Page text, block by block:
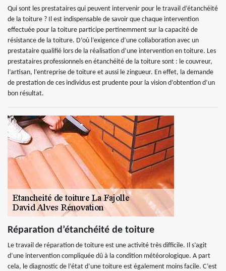
Qui sont les prestataires qui peuvent intervenir pour le travail d’étanchéité
de la toiture ? Il est indispensable de savoir que chaque intervention
effectuée pour la toiture participe pertinemment sur la capacité de
résistance de la toiture. D’où l’exigence d’une collaboration avec un
prestataire qualifié lors de la réalisation d’une intervention en toiture. Les
prestataires professionnels en étanchéité de la toiture sont : le couvreur,
l’artisan, l’entreprise de toiture et aussi le zingueur. En effet, la demande
de prestation de ces individus est prudente pour la vision d’obtention d’un
bon résultat.
Réparation d’étanchéité de toiture
Le travail de réparation de toiture est une activité très difficile. Il s’agit
d’une intervention compliquée dû à la condition météorologique. A part
cela, le diagnostic de l’état d’une toiture est également moins facile. C’est